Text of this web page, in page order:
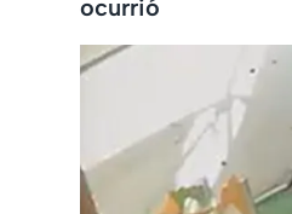
ocurrió